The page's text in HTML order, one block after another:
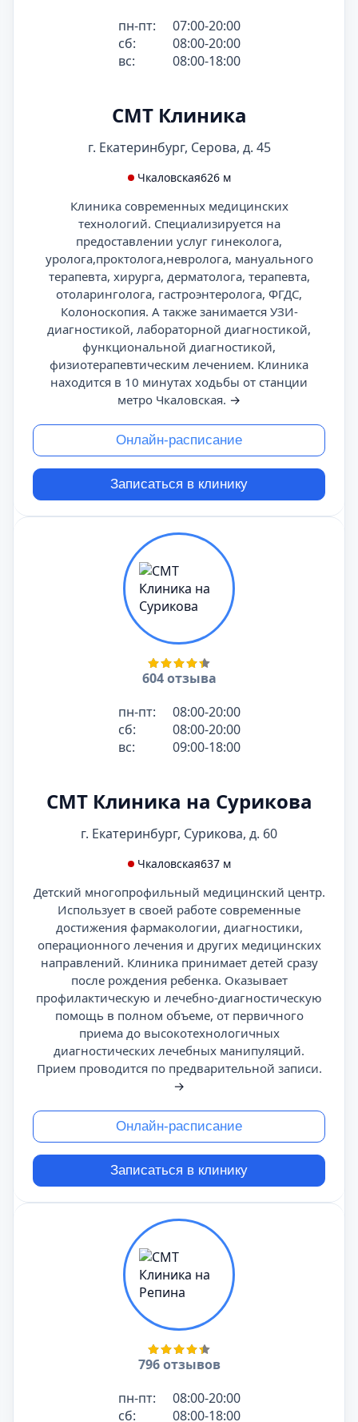
пн-пт:
07:00-20:00
сб:
08:00-20:00
вс:
08:00-18:00
СМТ Клиника
г. Екатеринбург, Серова, д. 45
Чкаловская626 м
Клиника современных медицинских
технологий. Специализируется на
предоставлении услуг гинеколога,
уролога,проктолога,невролога, мануального
терапевта, хирурга, дерматолога, терапевта,
отоларинголога, гастроэнтеролога, ФГДС,
Колоноскопия. А также занимается УЗИ-
диагностикой, лабораторной диагностикой,
функциональной диагностикой,
физиотерапевтическим лечением. Клиника
находится в 10 минутах ходьбы от станции
метро Чкаловская. →
Онлайн-расписание
Записаться в клинику
604 отзыва
пн-пт:
08:00-20:00
сб:
08:00-20:00
вс:
09:00-18:00
СМТ Клиника на Сурикова
г. Екатеринбург, Сурикова, д. 60
Чкаловская637 м
Детский многопрофильный медицинский центр.
Использует в своей работе современные
достижения фармакологии, диагностики,
операционного лечения и других медицинских
направлений. Клиника принимает детей сразу
после рождения ребенка. Оказывает
профилактическую и лечебно-диагностическую
помощь в полном объеме, от первичного
приема до высокотехнологичных
диагностических лечебных манипуляций.
Прием проводится по предварительной записи.
→
Онлайн-расписание
Записаться в клинику
796 отзывов
пн-пт:
08:00-20:00
сб:
08:00-18:00